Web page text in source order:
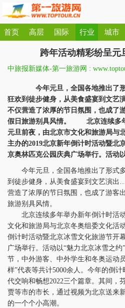
首页 高层 国际 行业 城市
跨年活动精彩纷呈元
中旅报新媒体-第一旅游网 :
今年元旦，全国各地推出了形
狂欢到徒步健身，从美食盛宴到文
不仅营造了浓厚的节日氛围，也成了
假日旅游别具风情。 北京连续多
元旦前夜，由北京市文化和旅游局与
主办的2019北京新年倒计时活动暨北
京奥林匹克公园庆典广场举行。活动
今年元旦，全国各地推出了形式多
到徒步健身，从美食盛宴到文艺演
营造了浓厚的节日氛围，也成了游客
旅游别具风情。
北京连续多年举办新年倒计时活
文化和旅游局与北京冬奥组委文化活
倒计时活动暨北京冰雪文化旅游节开
广场举行。活动以“魅力北京冰雪之
节，中外游客、中外学生和冬奥运动
样”代表等共计5000余人。今年的倒
代交响和畅想2022三个篇章。其间，
贾等市的市长，通过视频为北京送来
的一个个小高潮。